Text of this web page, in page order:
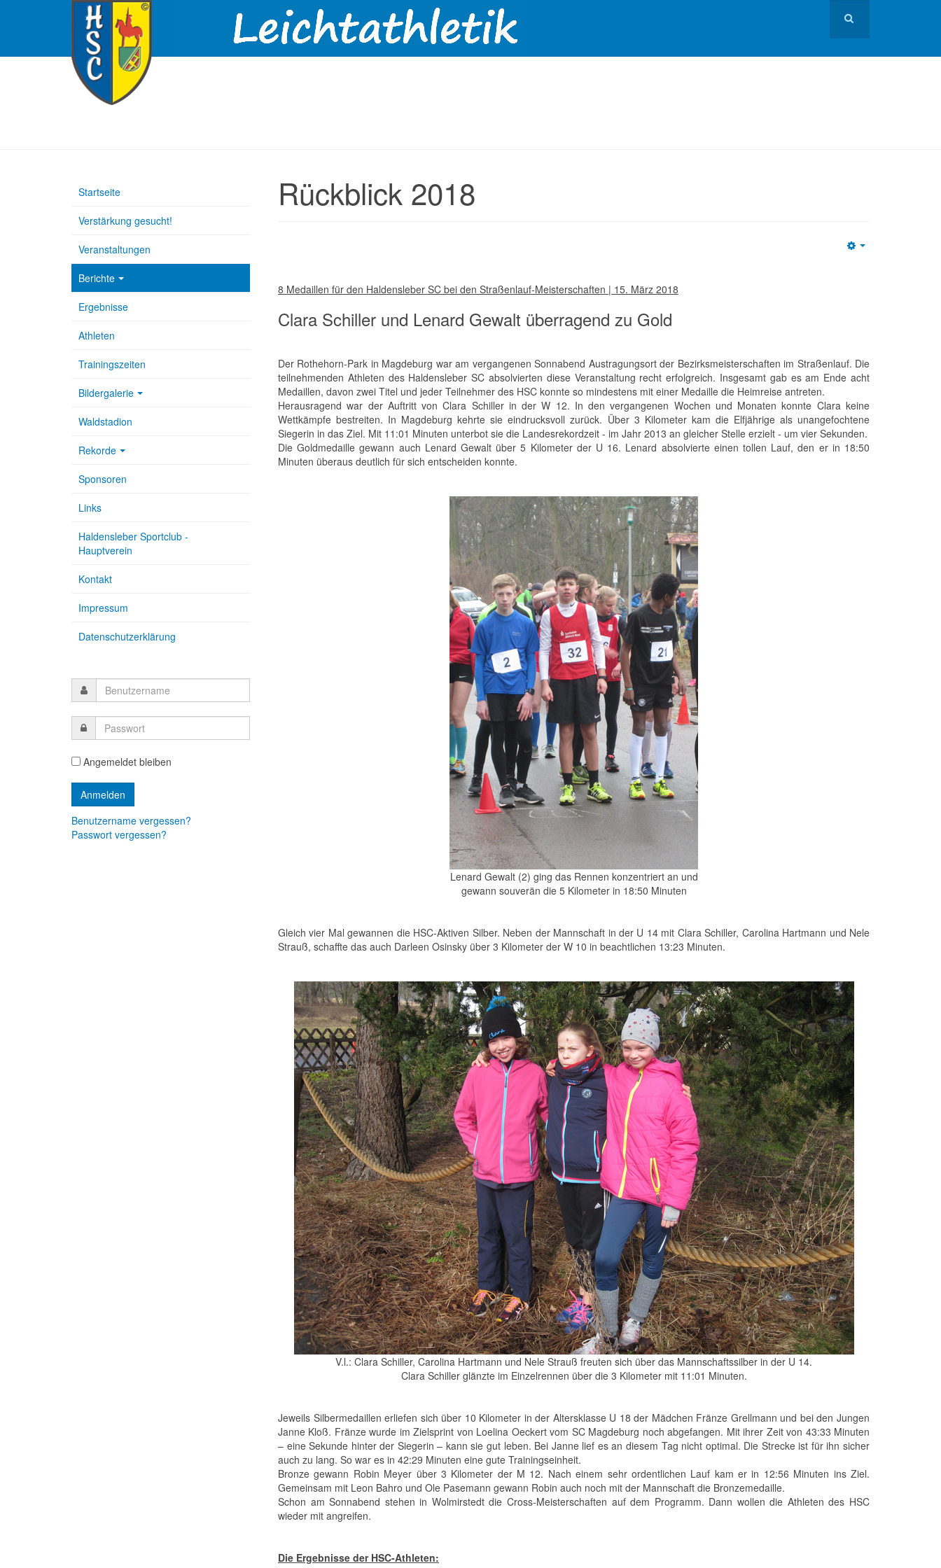
Rückblick 2018
8 Medaillen für den Haldensleber SC bei den Straßenlauf-Meisterschaften | 15. März 2018
Clara Schiller und Lenard Gewalt überragend zu Gold
Der Rothehorn-Park in Magdeburg war am vergangenen Sonnabend Austragungsort der Bezirksmeisterschaften im Straßenlauf. Die
teilnehmenden Athleten des Haldensleber SC absolvierten diese Veranstaltung recht erfolgreich. Insgesamt gab es am Ende acht
Medaillen, davon zwei Titel und jeder Teilnehmer des HSC konnte so mindestens mit einer Medaille die Heimreise antreten.
Herausragend war der Auftritt von Clara Schiller in der W 12. In den vergangenen Wochen und Monaten konnte Clara keine
Wettkämpfe bestreiten. In Magdeburg kehrte sie eindrucksvoll zurück. Über 3 Kilometer kam die Elfjährige als unangefochtene
Siegerin in das Ziel. Mit 11:01 Minuten unterbot sie die Landesrekordzeit - im Jahr 2013 an gleicher Stelle erzielt - um vier Sekunden.
Die Goldmedaille gewann auch Lenard Gewalt über 5 Kilometer der U 16. Lenard absolvierte einen tollen Lauf, den er in 18:50
Minuten überaus deutlich für sich entscheiden konnte.
Lenard Gewalt (2) ging das Rennen konzentriert an und
gewann souverän die 5 Kilometer in 18:50 Minuten
Gleich vier Mal gewannen die HSC-Aktiven Silber. Neben der Mannschaft in der U 14 mit Clara Schiller, Carolina Hartmann und Nele
Strauß, schaffte das auch Darleen Osinsky über 3 Kilometer der W 10 in beachtlichen 13:23 Minuten.
V.l.: Clara Schiller, Carolina Hartmann und Nele Strauß freuten sich über das Mannschaftssilber in der U 14.
Clara Schiller glänzte im Einzelrennen über die 3 Kilometer mit 11:01 Minuten.
Jeweils Silbermedaillen erliefen sich über 10 Kilometer in der Altersklasse U 18 der Mädchen Fränze Grellmann und bei den Jungen
Janne Kloß. Fränze wurde im Zielsprint von Loelina Oeckert vom SC Magdeburg noch abgefangen. Mit ihrer Zeit von 43:33 Minuten
– eine Sekunde hinter der Siegerin – kann sie gut leben. Bei Janne lief es an diesem Tag nicht optimal. Die Strecke ist für ihn sicher
auch zu lang. So war es in 42:29 Minuten eine gute Trainingseinheit.
Bronze gewann Robin Meyer über 3 Kilometer der M 12. Nach einem sehr ordentlichen Lauf kam er in 12:56 Minuten ins Ziel.
Gemeinsam mit Leon Bahro und Ole Pasemann gewann Robin auch noch mit der Mannschaft die Bronzemedaille.
Schon am Sonnabend stehen in Wolmirstedt die Cross-Meisterschaften auf dem Programm. Dann wollen die Athleten des HSC
wieder mit angreifen.
Die Ergebnisse der HSC-Athleten:
Startseite
Verstärkung gesucht!
Veranstaltungen
Berichte
Ergebnisse
Athleten
Trainingszeiten
Bildergalerie
Waldstadion
Rekorde
Sponsoren
Links
Haldensleber Sportclub -
Hauptverein
Kontakt
Impressum
Datenschutzerklärung
Angemeldet bleiben
Benutzername vergessen?
Passwort vergessen?